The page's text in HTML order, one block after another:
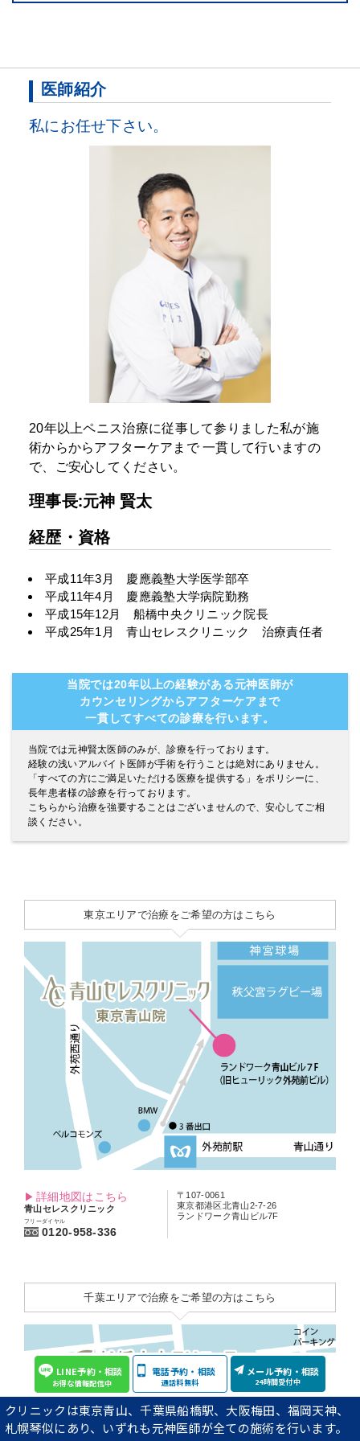
医師紹介
私にお任せ下さい。
20年以上ペニス治療に従事して参りました私が施
術からからアフターケアまで一貫して行いますの
で、ご安心してください。
理事長:元神 賢太
経歴・資格
平成11年3月 慶應義塾大学医学部卒
平成11年4月 慶應義塾大学病院勤務
平成15年12月 船橋中央クリニック院長
平成25年1月 青山セレスクリニック 治療責任者
当院では20年以上の経験がある元神医師が
カウンセリングからアフターケアまで
一貫してすべての診療を行います。
当院では元神賢太医師のみが、診療を行っております。
経験の浅いアルバイト医師が手術を行うことは絶対にありません。
「すべての方にご満足いただける医療を提供する」をポリシーに、
長年患者様の診療を行っております。
こちらから治療を強要することはございませんので、安心してご相
談ください。
東京エリアで治療をご希望の方はこちら
詳細地図はこちら
青山セレスクリニック
フリーダイヤル
0120-958-336
〒107-0061
東京都港区北青山2-7-26
ランドワーク青山ビル7F
千葉エリアで治療をご希望の方はこちら
LINE予約・相談
お得な情報配信中
電話予約・相談
通話料無料
メール予約・相談
24時間受付中
クリニックは東京青山、千葉県船橋駅、大阪梅田、福岡天神、
札幌琴似にあり、いずれも元神医師が全ての施術を行います。